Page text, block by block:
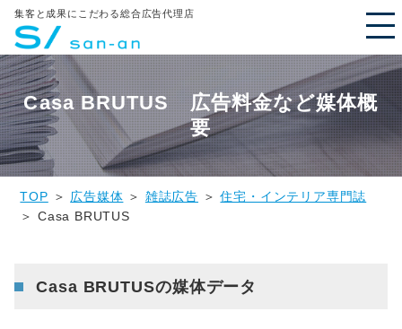
集客と成果にこだわる総合広告代理店
Casa BRUTUS 広告料金など媒体概
要
TOP ＞ 広告媒体 ＞ 雑誌広告 ＞住宅・インテリア専門誌
＞ Casa BRUTUS
Casa BRUTUSの媒体データ